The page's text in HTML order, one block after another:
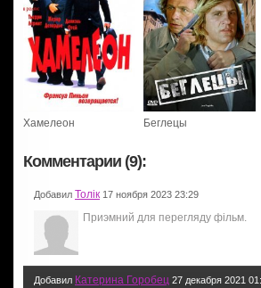
Хамелеон Беглецы
Комментарии (9):
Добавил Толiк 17 ноября 2023 23:29
Приэмний для перегляду фiльм.
Добавил Катерина Горобец 27 декабря 2021